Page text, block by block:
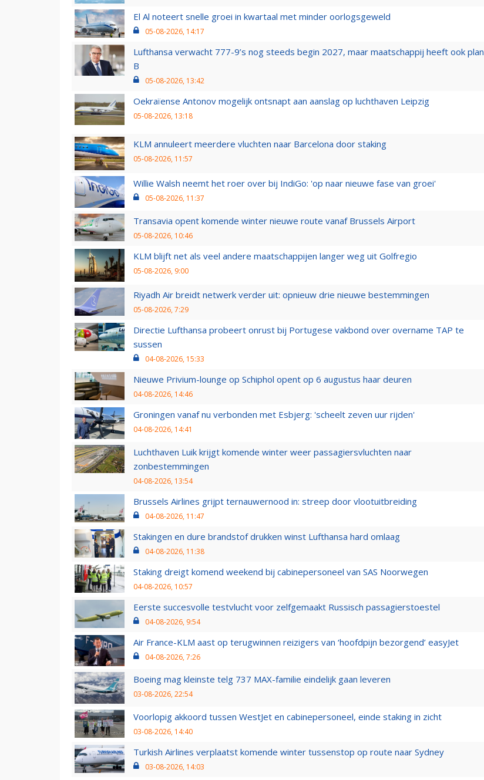
El Al noteert snelle groei in kwartaal met minder oorlogsgeweld
05-08-2026, 14:17
Lufthansa verwacht 777-9’s nog steeds begin 2027, maar maatschappij heeft ook plan
B
05-08-2026, 13:42
Oekraïense Antonov mogelijk ontsnapt aan aanslag op luchthaven Leipzig
05-08-2026, 13:18
KLM annuleert meerdere vluchten naar Barcelona door staking
05-08-2026, 11:57
Willie Walsh neemt het roer over bij IndiGo: 'op naar nieuwe fase van groei'
05-08-2026, 11:37
Transavia opent komende winter nieuwe route vanaf Brussels Airport
05-08-2026, 10:46
KLM blijft net als veel andere maatschappijen langer weg uit Golfregio
05-08-2026, 9:00
Riyadh Air breidt netwerk verder uit: opnieuw drie nieuwe bestemmingen
05-08-2026, 7:29
Directie Lufthansa probeert onrust bij Portugese vakbond over overname TAP te
sussen
04-08-2026, 15:33
Nieuwe Privium-lounge op Schiphol opent op 6 augustus haar deuren
04-08-2026, 14:46
Groningen vanaf nu verbonden met Esbjerg: 'scheelt zeven uur rijden'
04-08-2026, 14:41
Luchthaven Luik krijgt komende winter weer passagiersvluchten naar
zonbestemmingen
04-08-2026, 13:54
Brussels Airlines grijpt ternauwernood in: streep door vlootuitbreiding
04-08-2026, 11:47
Stakingen en dure brandstof drukken winst Lufthansa hard omlaag
04-08-2026, 11:38
Staking dreigt komend weekend bij cabinepersoneel van SAS Noorwegen
04-08-2026, 10:57
Eerste succesvolle testvlucht voor zelfgemaakt Russisch passagierstoestel
04-08-2026, 9:54
Air France-KLM aast op terugwinnen reizigers van ‘hoofdpijn bezorgend’ easyJet
04-08-2026, 7:26
Boeing mag kleinste telg 737 MAX-familie eindelijk gaan leveren
03-08-2026, 22:54
Voorlopig akkoord tussen WestJet en cabinepersoneel, einde staking in zicht
03-08-2026, 14:40
Turkish Airlines verplaatst komende winter tussenstop op route naar Sydney
03-08-2026, 14:03